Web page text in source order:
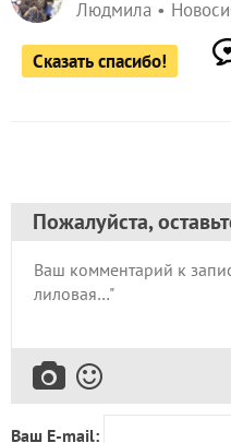
Людмила
Сказать спасибо!
Пожалуйста,
Ваш E-mail: